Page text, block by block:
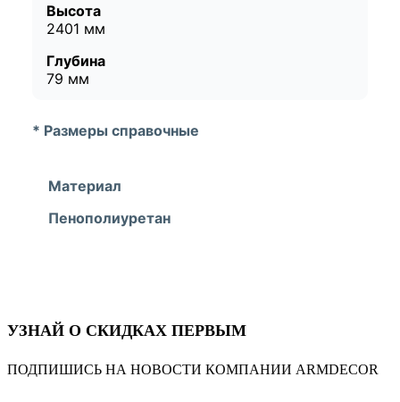
Высота
2401 мм
Глубина
79 мм
* Размеры справочные
Материал
Пенополиуретан
УЗНАЙ О СКИДКАХ ПЕРВЫМ
ПОДПИШИСЬ НА НОВОСТИ КОМПАНИИ ARMDECOR